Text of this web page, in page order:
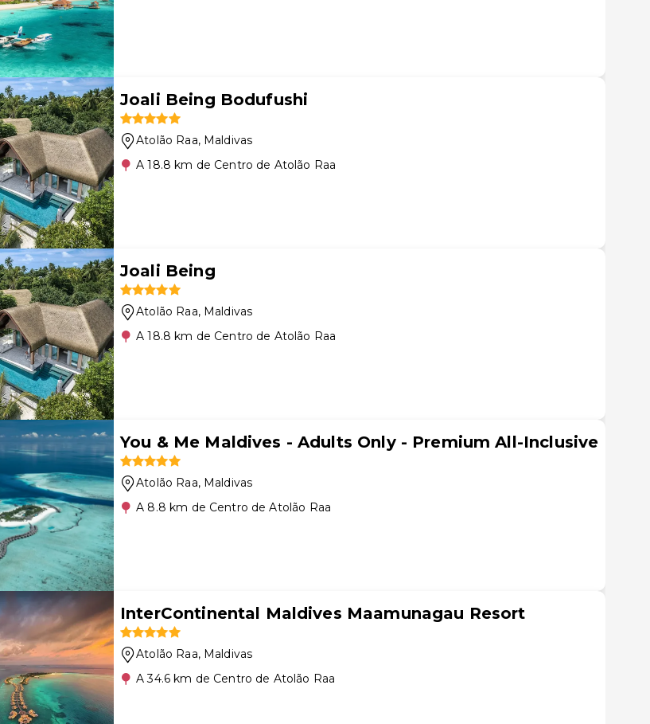
Joali Being Bodufushi
Atolão Raa, Maldivas
A 18.8 km de Centro de Atolão Raa
Joali Being
Atolão Raa, Maldivas
A 18.8 km de Centro de Atolão Raa
You & Me Maldives - Adults Only - Premium All-Inclusive
Atolão Raa, Maldivas
A 8.8 km de Centro de Atolão Raa
InterContinental Maldives Maamunagau Resort
Atolão Raa, Maldivas
A 34.6 km de Centro de Atolão Raa